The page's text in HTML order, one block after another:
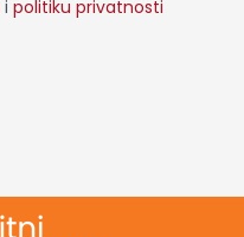
i politiku privatnosti